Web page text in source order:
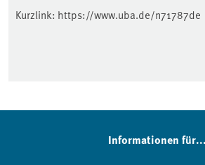
Kurzlink: https://www.uba.de/n71787de
Informationen für...